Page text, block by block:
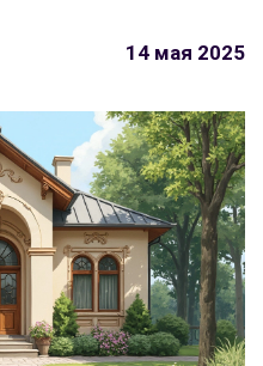
при выборе декора,
материалов
правил из
14 мая 2025